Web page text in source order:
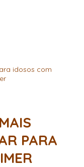
PARA